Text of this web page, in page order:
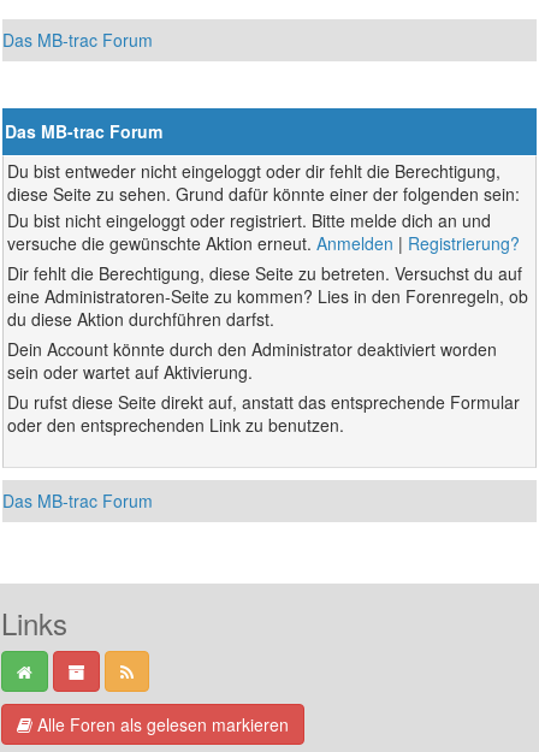
Das MB-trac Forum
Das MB-trac Forum
Du bist entweder nicht eingeloggt oder dir fehlt die Berechtigung,
diese Seite zu sehen. Grund dafür könnte einer der folgenden sein:
Du bist nicht eingeloggt oder registriert. Bitte melde dich an und
versuche die gewünschte Aktion erneut.Anmelden | Registrierung?
Dir fehlt die Berechtigung, diese Seite zu betreten. Versuchst du auf
eine Administratoren-Seite zu kommen? Lies in den Forenregeln, ob
du diese Aktion durchführen darfst.
Dein Account könnte durch den Administrator deaktiviert worden
sein oder wartet auf Aktivierung.
Du rufst diese Seite direkt auf, anstatt das entsprechende Formular
oder den entsprechenden Link zu benutzen.
Das MB-trac Forum
Links
Alle Foren als gelesen markieren